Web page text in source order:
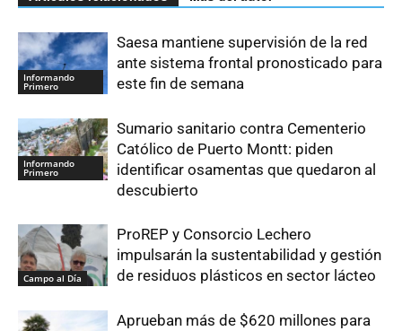
Informando
Primero
Saesa mantiene supervisión de la red
ante sistema frontal pronosticado para
este fin de semana
Informando
Primero
Sumario sanitario contra Cementerio
Católico de Puerto Montt: piden
identificar osamentas que quedaron al
descubierto
Campo al Día
ProREP y Consorcio Lechero
impulsarán la sustentabilidad y gestión
de residuos plásticos en sector lácteo
Aprueban más de $620 millones para